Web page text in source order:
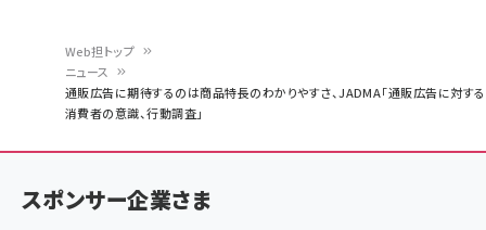
く
ず
Web担トップ
ニュース
通販広告に期待するのは商品特長のわかりやすさ、JADMA「通販広告に対する
消費者の意識、行動調査」
スポンサー企業さま